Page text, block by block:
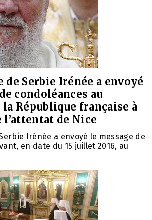
de Serbie Irénée a envoyé
condoléances au
République française à
l’attentat de Nice
Irénée a envoyé le message de
en date du 15 juillet 2016, au